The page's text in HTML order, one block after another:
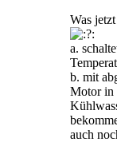
Was
a.
b. mit
Motor in
auch